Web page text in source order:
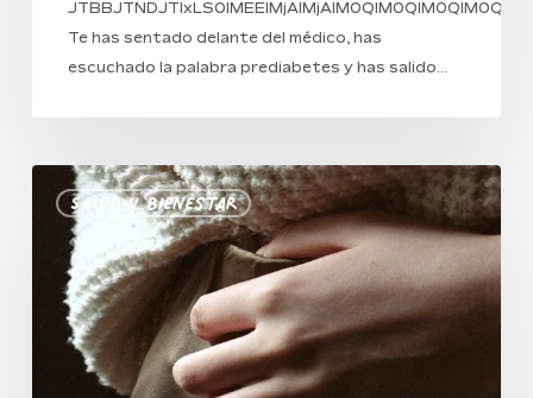
Salud Y Bienestar
¿Por
qué
tengo
siempre
barriga
hinchada?